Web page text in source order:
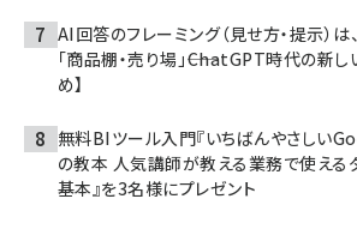
AI回答のフレーミング（見せ方・提示）
「商品棚・売り場」――ChatGPT時代の新
め】
無料BIツール入門『いちばんやさしい
の教本 人気講師が教える業務で使える
基本』を3名様にプレゼント